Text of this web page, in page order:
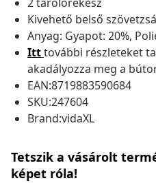
Kivehető belső
Anyag: Gyapot: 20%,
Itttovábbi részleteket
akadályozza meg a
EAN:8719883590684
SKU:247604
Brand:vidaXL
Tetszik a vásárolt
képet róla!